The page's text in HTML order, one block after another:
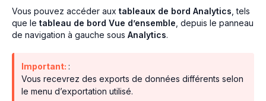
Vous pouvez accéder aux tableaux de bord Analytics , tels
que le tableau de bord Vue d’ensemble , depuis le panneau
de navigation à gauche sous Analytics.
Important: :
Vous recevrez des exports de données différents selon
le menu d’exportation utilisé.